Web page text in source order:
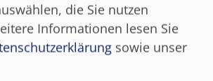
die Sie nutzen
Informationen lesen Sie
sowie unser